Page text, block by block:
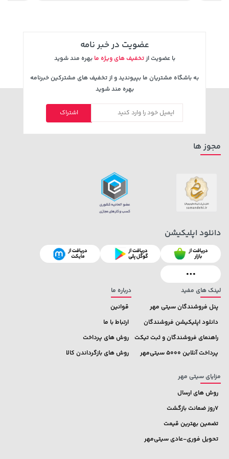
خرید 42,579,000 تومان
1,109,000 تومان خرید 1,109,000 تومان
عضویت در خبر نامه
با عضویت ازتخفیف های ویژه ما بهره مند شوید
به باشگاه مشتریان ما بپیوندید و از تخفیف های مشترکین خبرنامه
بهره مند شوید
اشتراک
لینک های مفید
پنل فروشندگان سیتی مهر
دانلود اپلیکیشن فروشندگان
راهنمای فروشندگان و ثبت تیکت
پرداخت آنلاین 5000 سیتی‌مهر
درباره ما
قوانین
ارتباط با ما
روش های پرداخت
روش های بازگرداندن کالا
مزایای سیتی مهر
روش های ارسال
7روز ضمانت بازگشت
تضمین بهترین قیمت
تحویل فوری-عادی سیتی‌مهر
مجوز ها
دانلود اپلیکیشن